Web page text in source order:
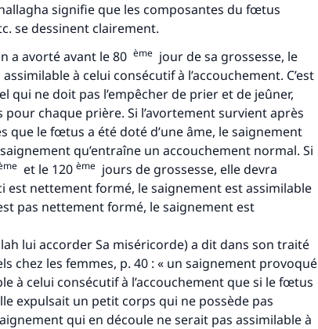
signifie que les composantes du fœtus
se dessinent clairement.
a avorté avant le 80 ème jour de sa grossesse, le
à celui consécutif à l’accouchement. C’est
ne doit pas l’empêcher de prier et de jeûner,
chaque prière. Si l’avortement survient après
que le fœtus a été doté d’une âme, le saignement
qu’entraîne un accouchement normal. Si
et le 120 ème jours de grossesse, elle devra
est nettement formé, le saignement est assimilable
pas nettement formé, le saignement est
lui accorder Sa miséricorde) a dit dans son traité
chez les femmes, p. 40 : « un saignement provoqué
à celui consécutif à l’accouchement que si le fœtus
expulsait un petit corps qui ne possède pas
qui en découle ne serait pas assimilable à
dans la vie de millions de
à votre contribution
à apporter des réponses.
d'Allah (Paix sur lui) a dit:
action obtient la même récompense
(MOUSLIM 1893)
IslamQA